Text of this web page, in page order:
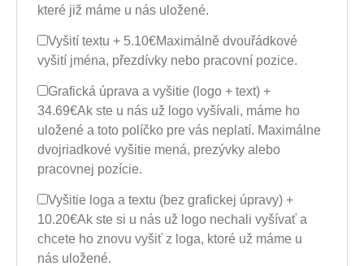
které již máme u nás uložené.
Vyšití textu + 5.10€Maximálně dvouřádkové
vyšití jména, přezdívky nebo pracovní pozice.
Grafická úprava a vyšitie (logo + text) +
34.69€Ak ste u nás už logo vyšívali, máme ho
uložené a toto políčko pre vás neplatí. Maximálne
dvojriadkové vyšitie mená, prezývky alebo
pracovnej pozície.
Vyšitie loga a textu (bez grafickej úpravy) +
10.20€Ak ste si u nás už logo nechali vyšívať a
chcete ho znovu vyšiť z loga, ktoré už máme u
nás uložené.